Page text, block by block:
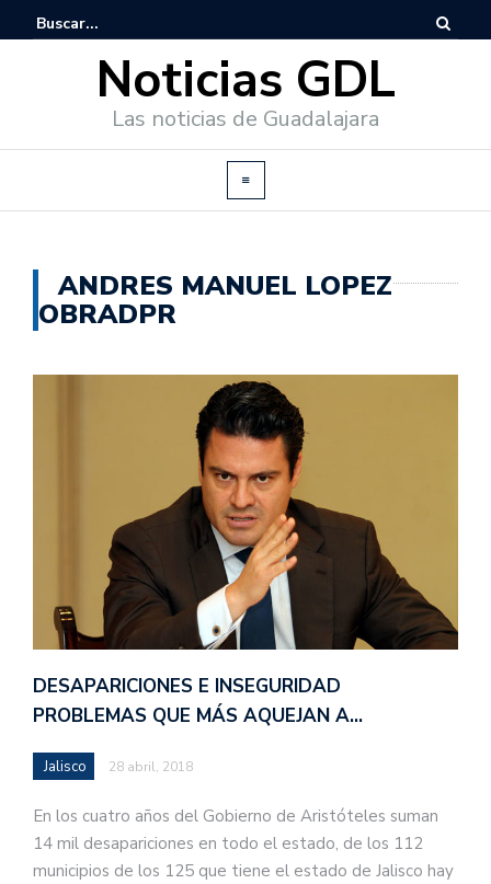
Noticias GDL
Las noticias de Guadalajara
ANDRES MANUEL LOPEZ
OBRADPR
DESAPARICIONES E INSEGURIDAD
PROBLEMAS QUE MÁS AQUEJAN A…
Jalisco 28 abril, 2018
En los cuatro años del Gobierno de Aristóteles suman
14 mil desapariciones en todo el estado, de los 112
municipios de los 125 que tiene el estado de Jalisco hay